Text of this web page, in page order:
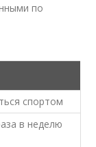
по
спортом
в неделю